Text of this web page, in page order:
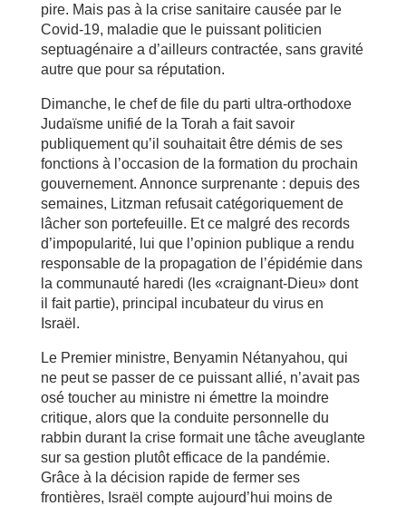
pire. Mais pas à la crise sanitaire causée par le
Covid-19, maladie que le puissant politicien
septuagénaire a d’ailleurs contractée, sans gravité
autre que pour sa réputation.
Dimanche, le chef de file du parti ultra-orthodoxe
Judaïsme unifié de la Torah a fait savoir
publiquement qu’il souhaitait être démis de ses
fonctions à l’occasion de la formation du prochain
gouvernement. Annonce surprenante : depuis des
semaines, Litzman refusait catégoriquement de
lâcher son portefeuille. Et ce malgré des records
d’impopularité, lui que l’opinion publique a rendu
responsable de la propagation de l’épidémie dans
la communauté haredi (les «craignant-Dieu» dont
il fait partie), principal incubateur du virus en
Israël.
Le Premier ministre, Benyamin Nétanyahou, qui
ne peut se passer de ce puissant allié, n’avait pas
osé toucher au ministre ni émettre la moindre
critique, alors que la conduite personnelle du
rabbin durant la crise formait une tâche aveuglante
sur sa gestion plutôt efficace de la pandémie.
Grâce à la décision rapide de fermer ses
frontières, Israël compte aujourd’hui moins de